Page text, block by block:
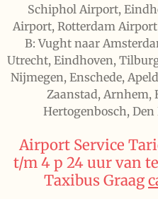
Schiphol Airport,
Airport, Rotterdam
B: Vught naar
Utrecht, Eindhoven,
Nijmegen, Enschede,
Zaanstad, Arnhem,
Hertogenbosch, Den
Airport Service
t/m 4 p 24 uur van
Taxibus Graag